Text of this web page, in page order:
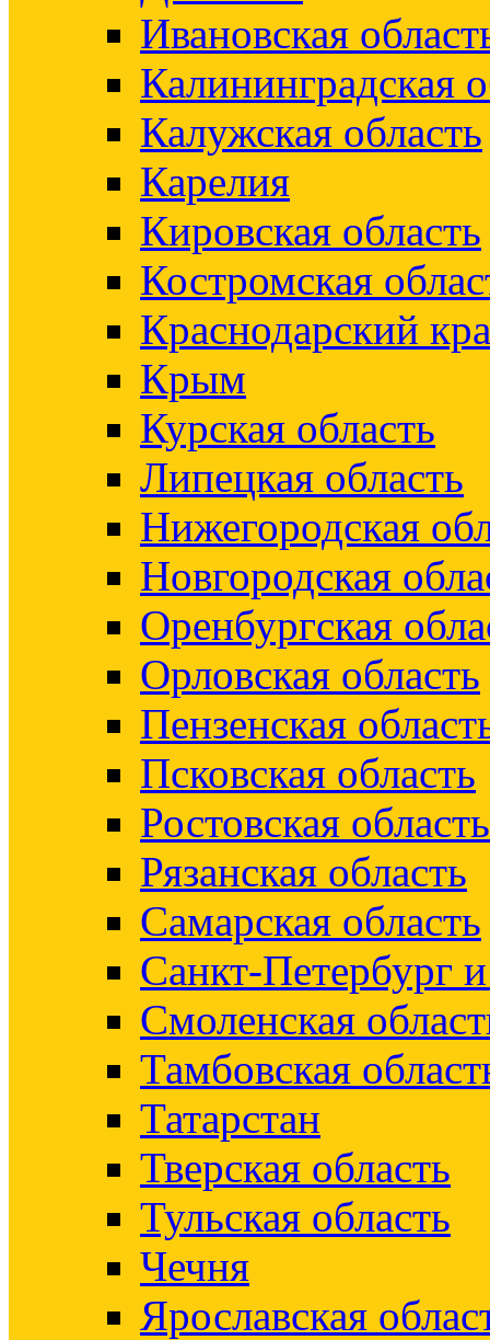
Ивановская
Калининградская
Калужская область
Карелия
Кировская область
Костромская
Краснодарский
Крым
Курская область
Липецкая область
Нижегородская
Новгородская
Оренбургская
Орловская область
Пензенская
Псковская область
Ростовская область
Рязанская область
Самарская область
Санкт-Петербург
Смоленская
Тамбовская
Татарстан
Тверская область
Тульская область
Чечня
Ярославская